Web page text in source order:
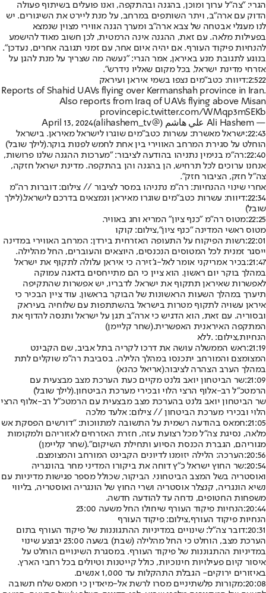
הגרי: "צה"ל ערוך ומוכן, בהגנה ובהתקפה, ואנו פועלים בשיתוף פעולה
הדוק עם ארה"ב, ויתר השותפים במרחב, על מנת ליירט את השיגורים. יש
לנו מעגלי אבטחה של צבא ארה"ב ומערך הגנה אווירי מצוין שנמצא
בפעילות מלאה. עם זאת, ההגנה אינה הרמטית, לכן חשוב מאוד להישמע
להנחיות פיקוד העורף. אם יהיה איום אחר, עם זמני תגובה אחרים, נעדכן".
בנוגע לתגובת מנע באיראן, אמר הגרי: "נעשה מה שצריך על מנת להגן על
אזרחי מדינת ישראל, בכל מקום שאליו נידרש".
2:522: דיווח: כטב"מים נצפו בשמי איראן ועיראק
Reports of Shahid UAVs flying over Kermanshah province in Iran.
Also reports from Iraq of UAVs flying above Misan
provincepic.twitter.com/WMqp3mSEKb
— Ali Hashem علي هاشم (@alihashem_tv)
April 13, 2024
22:43: ישראל מאשרת: עשרות כטב"מים שוגרו לישראל מאיראן. בישראל
הוחלט על סגירת המרחב האווירי בין אחת לחמש לפנות בוקר.(לילך שובל)
22:40: רה"מ בנימין נתניהו בהודעה לציבור: "מערכות ההגנה שלנו פרושות,
אנחנו ערוכים לכל תרחיש, הן בהגנה והן בהתקפה. מדינת ישראל חזקה,
צה"ל חזק, הציבור חזק".
אחרי שינוי ההנחיות: רה"מ נתניהו במסר לציבור // צילום: דוברות רה"מ
22:34: דיווח: עשרות כטב"מים שוגרו מאיראן ונמצאים בדרכם לישראל.(לילך
שובל)
22:25: מטוס רה"מ "כנף ציון" המריא וחג באוויר.
מטוס ראשי המדינה "כנף ציון",צילום: קוקו
22:01: רשות הפיקוח על התעופה האזרחית בירדן: המרחב האווירי במדינה
ייסגר זמנית לכל המטוסים הנכנסים, היוצאים והעוברים, החל מהלילה.
21:47: בכיר אמריקני אומר לאל-ג'זירה כי איראן עלולה לתקוף את ישראל
במהלך בוקר יום ראשון. הוא ציין כי הם מתייחסים בדאגה עמוקה
לאפשרות שאיראן תתקוף את ישראל. לדבריו, יש אפשרות שהתקיפה
תיערך במהלך השעות הראשונות של הבוקר בראשון. עוד ציין הבכיר כי
איראן עשויה לתקוף מטרות בישראל בהשתתפות עם שלוחיה בעיראק
ובסוריה. עם זאת, הוא הדגיש כי ארה"ב תגן על ישראל ותנסה להדוף את
המתקפה האיראנית האפשרית.(שחר קליימן)
הנחיות,צילום: .ללא
21:19: ראש הממשלה עושה את דרכו לקריה בתל אביב, שם הקבינט
המצומצם והמורחב יתכנסו במהלך הלילה. בסביבת רה"מ שוקלים לתת
במהלך הערב הצהרה לציבור.(אריאל כהנא)
21:09: שר הביטחון יואב גלנט מקיים כעת הערכת מצב מבצעית עם
הרמטכ״ל רב-אלוף הרצי הלוי ובכירי מערכת הביטחון.(לילך שובל)
שר הביטחון יואב גלנט בהערכת מצב מבצעית עם הרמטכ״ל רב-אלוף הרצי
הלוי ובכירי מערכת הביטחון // צילום: אלעד מלכה
21:05: חמאס בהודעה רשמית על התשובה למתווכות: ״דורשים הפסקת אש
מלאה, נסיגת צה״ל מכל רצועת עזה, חזרת האזרחים לאזוריהם ולמקומות
מגוריהם, הגברת הכנסת הסיוע ותחילת השיקום".(שחר קליימן)
20:56: הערכה: הלילה יזומנו לדיונים הקבינט המורחב והמצומצם.
20:54: שר החוץ ישראל כ"ץ דוחה את ביקורו המדיני מחר בהונגריה
ואוסטריה בשל המצב הביטחוני. הביקור, שכולל מספר פגישות מדיניות עם
נשיא הונגריה, קנצלר אוסטריה ושרי החוץ של הונגריה ואוסטריה, בליווי
משפחות החטופים, נדחה עד להודעה חדשה.
20:44: הנחיות פיקוד העורף שיחולו החל משעה 23:00
הנחיות פיקוד העורף,צילום: פיקוד העורף
20:31: דובר צה"ל: שינויים במדיניות ההתגוננות של פיקוד העורף בתום
הערכת מצב, הוחלט כי החל מהלילה (שבת) בשעה 23:00 יבוצע שינוי
במדיניות ההתגוננות של פיקוד העורף. במסגרת השינויים הוחלט על
איסור קיום פעילויות חינוכיות, כולל קייטנות וטיולים בכל רחבי הארץ.
באיזורים ירוקים- הגבלת התהקלות עד 1,000 אנשים.
20:08: מקורות פלשתיניים מסרו לרשת אל-מיאדין כי חמאס שלח תשובה